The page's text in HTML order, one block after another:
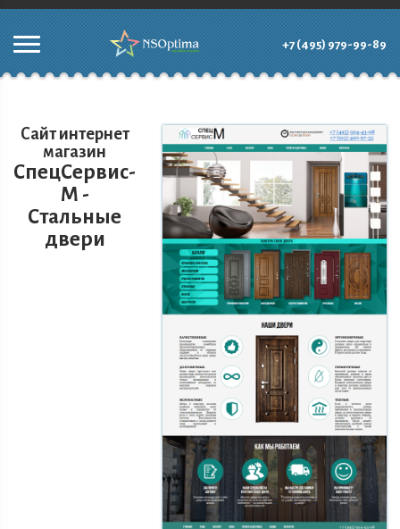
+7 (495) 979-99-89
Сайт интернет
магазин
СпецСервис-
М -
Стальные
двери